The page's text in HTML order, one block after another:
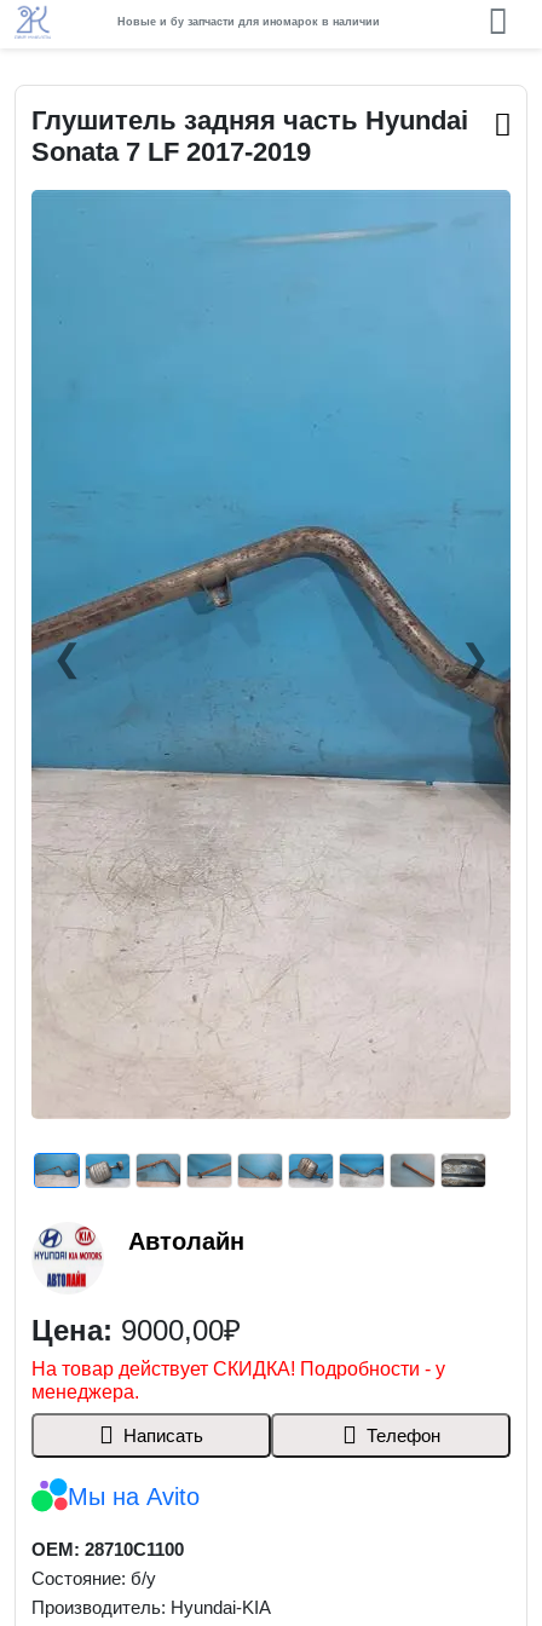
Новые и бу запчасти для иномарок в наличии
Глушитель задняя часть Hyundai
Sonata 7 LF 2017-2019
❮Previous ❯Next
Автолайн
Цена: 9000,00₽
На товар действует СКИДКА! Подробности - у
менеджера.
Написать Телефон
Мы на Avito
OEM: 28710C1100
Состояние: б/у
Производитель: Hyundai-KIA